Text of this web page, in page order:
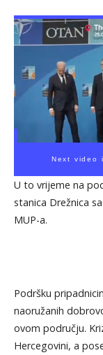
U to vrijeme na
stanica Drežnica
MUP-a.
Podršku
naoružanih
ovom području.
Hercegovini, a